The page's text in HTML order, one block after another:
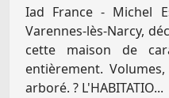
Iad France - Michel
Varennes-lès-Narcy,
cette maison de
entièrement.
arboré. ? L'HABITATIO...